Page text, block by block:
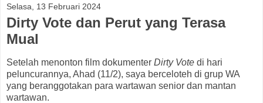
Selasa, 13 Februari 2024
Dirty Vote dan Perut yang Terasa
Mual
Setelah menonton film dokumenter Dirty Vote di hari
peluncurannya, Ahad (11/2), saya berceloteh di grup WA
yang beranggotakan para wartawan senior dan mantan
wartawan.